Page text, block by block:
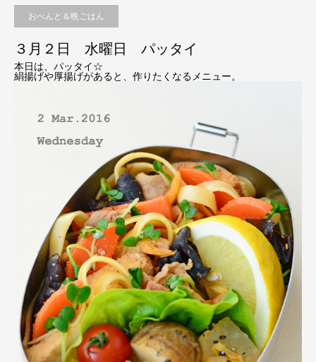
おべんと＆晩ごはん
３月２日 水曜日 パッタイ
本日は、パッタイ☆
絹揚げや厚揚げがあると、作りたくなるメニュー。